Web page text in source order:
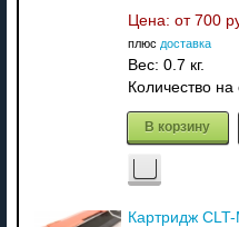
Цена: от 700
плюс доставка
Вес: 0.7 кг.
Количество на
В корзину
Картридж